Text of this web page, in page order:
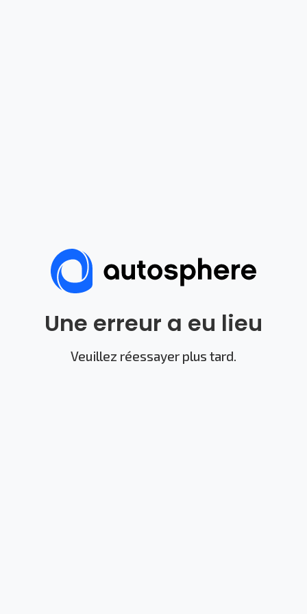
Une erreur a eu lieu
Veuillez réessayer plus tard.